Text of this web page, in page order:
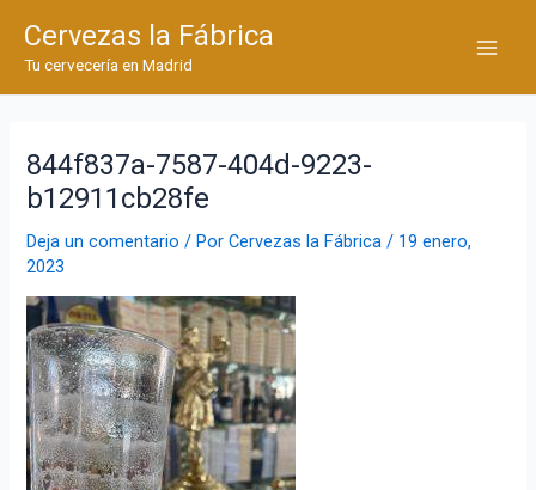
contenido
Cervezas la Fábrica
Tu cervecería en Madrid
844f837a-7587-404d-9223-
b12911cb28fe
Deja un comentario / PorCervezas la Fábrica/ 19 enero,
2023